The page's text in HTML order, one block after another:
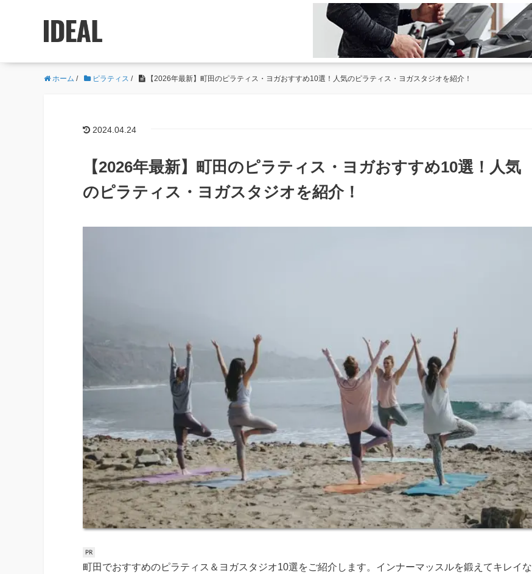
ホーム / ピラティス / 【2026年最新】町田のピラティス・ヨガおすすめ10選！人気のピラティス・ヨガスタジオを紹介！
2024.04.24
【2026年最新】町田のピラティス・ヨガおすすめ10選！人気
のピラティス・ヨガスタジオを紹介！
町田でおすすめのピラティス＆ヨガスタジオ10選をご紹介します。インナーマッスルを鍛えてキレイな